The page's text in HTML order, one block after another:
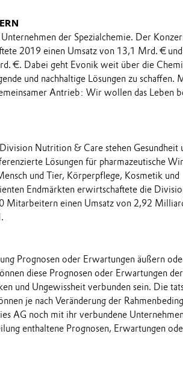
der Spezialchemie. Der
2019 einen Umsatz von 13,1 Mrd. €
€. Dabei geht Evonik weit über die
und nachhaltige Lösungen zu schaffen.
Antrieb: Wir wollen das Leben
Nutrition & Care stehen Gesundheit
Lösungen für pharmazeutische
und Tier, Körperpflege, Kosmetik und
Endmärkten erwirtschaftete die
Mitarbeitern einen Umsatz von 2,92
Prognosen oder Erwartungen äußern
diese Prognosen oder Erwartungen
und Ungewissheit verbunden sein. Die
je nach Veränderung der
AG noch mit ihr verbundene
enthaltene Prognosen, Erwartungen